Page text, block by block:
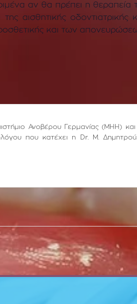
αν θα πρέπει η
αισθητικής οδοντιατρικής
και των
Ανοβέρου Γερμανίας (ΜΗΗ)
που κατέχει η Dr. Μ.